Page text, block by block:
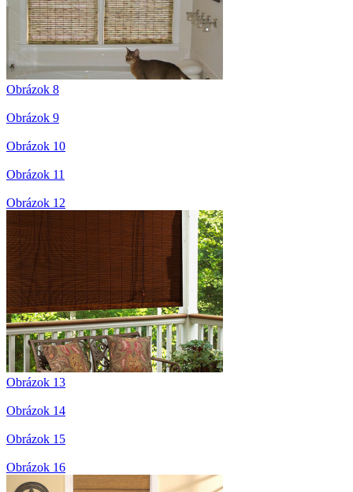
Obrázok 8
Obrázok 9
Obrázok 10
Obrázok 11
Obrázok 12
Obrázok 13
Obrázok 14
Obrázok 15
Obrázok 16